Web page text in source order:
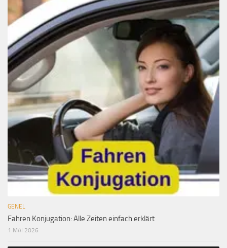
GENEL
Fahren Konjugation: Alle Zeiten einfach erklärt
1 MAI 2026